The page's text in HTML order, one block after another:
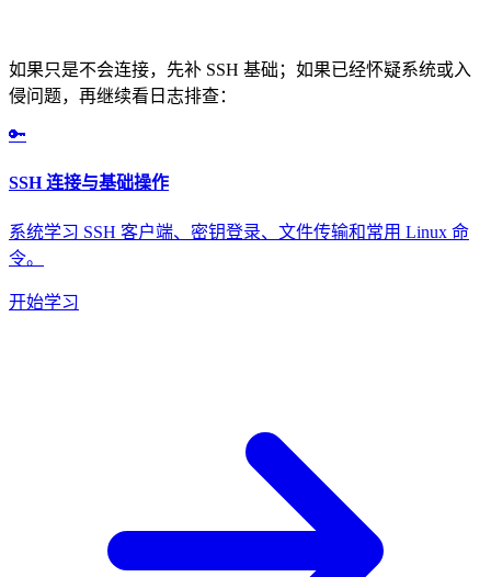
如果只是不会连接，先补 SSH 基础；如果已经怀疑系统或入
侵问题，再继续看日志排查：
🔑
SSH 连接与基础操作
系统学习 SSH 客户端、密钥登录、文件传输和常用 Linux 命
令。
开始学习